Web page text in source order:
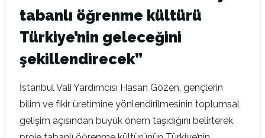
tabanlı öğrenme kültürü
Türkiye’nin geleceğini
şekillendirecek”
İstanbul Vali Yardımcısı Hasan Gözen, gençlerin
bilim ve fikir üretimine yönlendirilmesinin toplumsal
gelişim açısından büyük önem taşıdığını belirterek,